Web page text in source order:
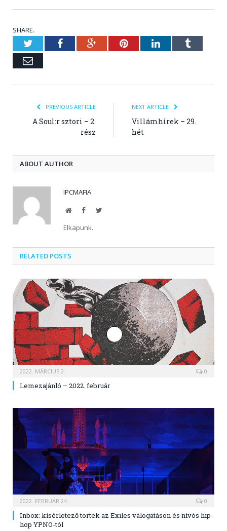
SHARE.
TwitterFacebookGoogle+PinterestLinkedInTumblr
Email
PREVIOUS ARTICLE
A Soul:r sztori – 2.
rész
NEXT ARTICLE
Villámhírek – 29.
hét
ABOUT AUTHOR
IPCMAFIA
WebsiteFacebookTwitter
Elkapunk.
RELATED POSTS
2022. MÁRCIUS 2. 0
Lemezajánló – 2022. február
2022. FEBRUÁR 24. 0
Inbox: kísérletező törtek az Exiles válogatáson és nívós hip-
hop YPNO-tól